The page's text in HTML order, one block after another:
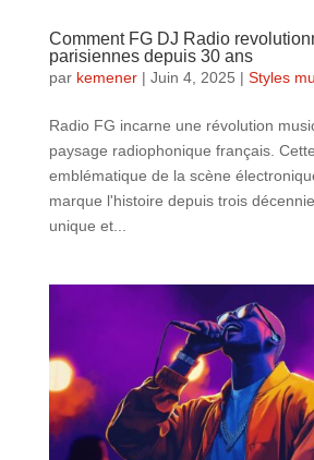
Comment FG DJ Radio
parisiennes depuis 30 ans
par kemener| Juin 4, 2025 | Styles
Radio FG incarne une révolution
paysage radiophonique français.
emblématique de la scène
marque l'histoire depuis trois
unique et...